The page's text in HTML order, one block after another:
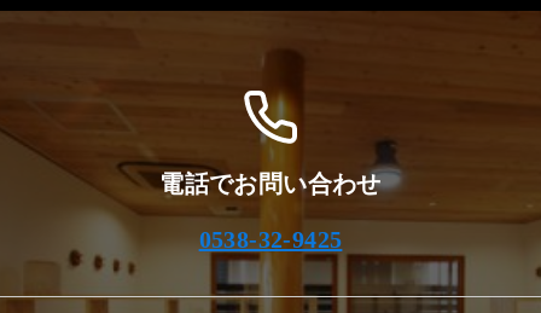
電話でお問い合わせ
0538-32-9425